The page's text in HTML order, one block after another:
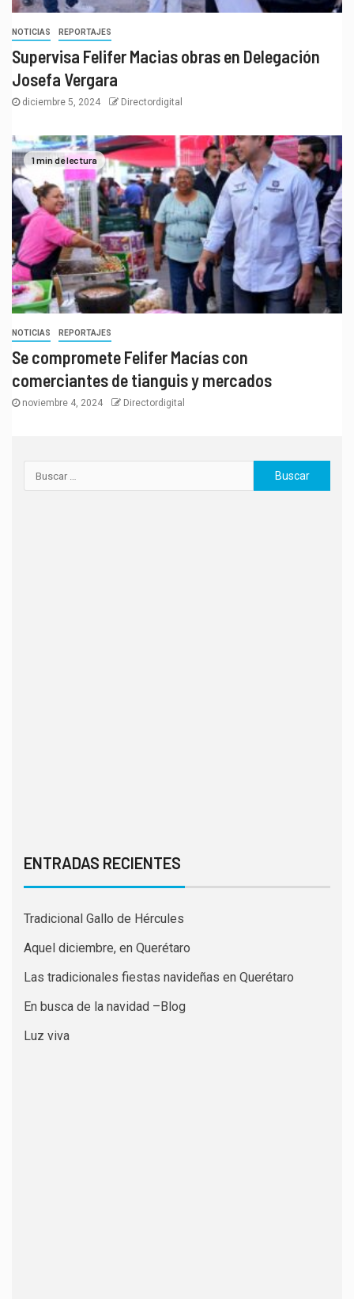
NOTICIAS REPORTAJES
Supervisa Felifer Macias obras en Delegación
Josefa Vergara
diciembre 5, 2024 Directordigital
1 min de lectura
NOTICIAS REPORTAJES
Se compromete Felifer Macías con
comerciantes de tianguis y mercados
noviembre 4, 2024 Directordigital
ENTRADAS RECIENTES
Tradicional Gallo de Hércules
Aquel diciembre, en Querétaro
Las tradicionales fiestas navideñas en Querétaro
En busca de la navidad –Blog
Luz viva